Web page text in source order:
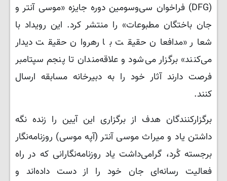
(DFG) فراخوان سی‌وسومین دوره جایزه «موسی آنتر و
جان باختگان مطبوعات» را منتشر کرد. این رویداد با
شعار «مدافعان حقیقت با رهروان حقیقت دیدار
می‌کنند» برگزار می‌شود و علاقه‌مندان تا پنجم سپتامبر
فرصت دارند آثار خود را به دبیرخانه مسابقه ارسال
کنند.
برگزارکنندگان هدف از برگزاری این آیین را زنده نگه
داشتن یاد و میراث موسی آنتر (آپه موسی) روزنامه‌نگار
برجسته کُرد، گرامی‌داشت یاد روزنامه‌نگارانی که در راه
فعالیت رسانه‌ای جان خود را از دست داده‌اند و